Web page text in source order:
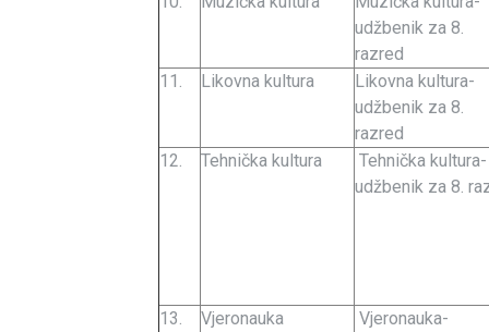
udžbenik za 8.
razred
11.
Likovna kultura
Likovna kultura-
udžbenik za 8.
razred
12.
Tehnička kultura
Tehnička kultura-
udžbenik za 8.
13. Vjeronauka
Vjeronauka-